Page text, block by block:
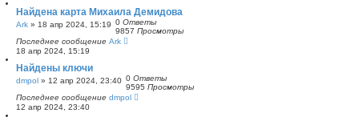
Найдена карта Михаила Демидова
Ark » 18 апр 2024, 15:19 0 Ответы
9857 Просмотры
Последнее сообщение Ark
18 апр 2024, 15:19
Найдены ключи
dmpol » 12 апр 2024, 23:40 0 Ответы
9595 Просмотры
Последнее сообщение dmpol
12 апр 2024, 23:40